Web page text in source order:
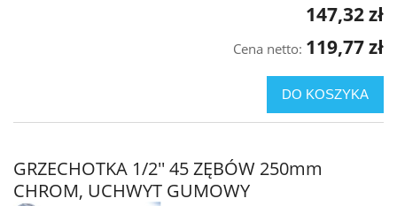
147,32 zł
Cena netto: 119,77 zł
DO KOSZYKA
GRZECHOTKA 1/2'' 45 ZĘBÓW 250mm
CHROM, UCHWYT GUMOWY